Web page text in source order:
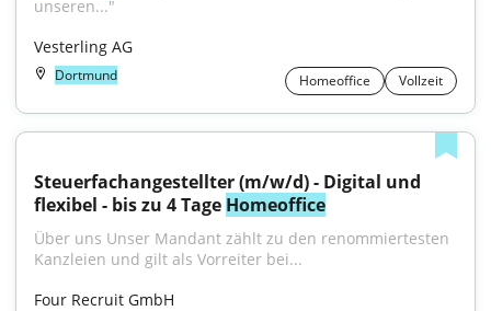
unseren..."
Vesterling AG
Dortmund Homeoffice Vollzeit
Steuerfachangestellter (m/w/d) - Digital und
flexibel - bis zu 4 Tage Homeoffice
Über uns Unser Mandant zählt zu den renommiertesten
Kanzleien und gilt als Vorreiter bei...
Four Recruit GmbH